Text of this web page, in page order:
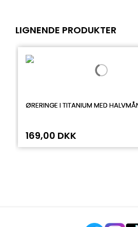
LIGNENDE PRODUKTER
ØRERINGE I TITANIUM MED
169,00 DKK